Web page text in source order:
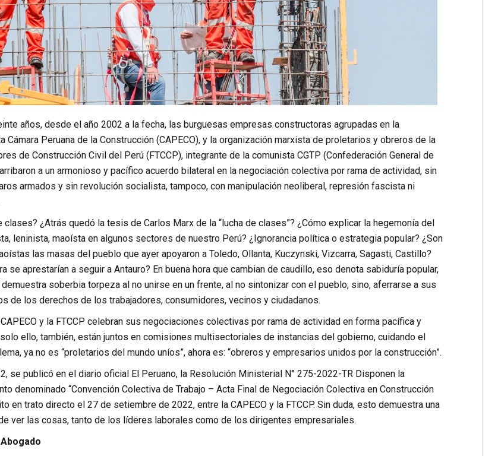
años, desde el año 2002 a la fecha, las burguesas empresas constructoras agrupadas en la
Peruana de la Construcción (CAPECO), y la organización marxista de proletarios y obreros de la
de Construcción Civil del Perú (FTCCP), integrante de la comunista CGTP (Confederación General de
a un armonioso y pacífico acuerdo bilateral en la negociación colectiva por rama de actividad, sin
armados y sin revolución socialista, tampoco, con manipulación neoliberal, represión fascista ni
clases? ¿Atrás quedó la tesis de Carlos Marx de la “lucha de clases”? ¿Cómo explicar la hegemonía del
leninista, maoísta en algunos sectores de nuestro Perú? ¿Ignorancia política o estrategia popular? ¿Son
las masas del pueblo que ayer apoyaron a Toledo, Ollanta, Kuczynski, Vizcarra, Sagasti, Castillo?
se aprestarían a seguir a Antauro? En buena hora que cambian de caudillo, eso denota sabiduría popular,
soberbia torpeza al no unirse en un frente, al no sintonizar con el pueblo, sino, aferrarse a sus
de los derechos de los trabajadores, consumidores, vecinos y ciudadanos.
y la FTCCP celebran sus negociaciones colectivas por rama de actividad en forma pacífica y
ello, también, están juntos en comisiones multisectoriales de instancias del gobierno, cuidando el
ya no es “proletarios del mundo uníos”, ahora es: “obreros y empresarios unidos por la construcción”.
se publicó en el diario oficial El Peruano, la Resolución Ministerial N° 275-2022-TR Disponen la
denominado “Convención Colectiva de Trabajo – Acta Final de Negociación Colectiva en Construcción
en trato directo el 27 de setiembre de 2022, entre la CAPECO y la FTCCP. Sin duda, esto demuestra una
ver las cosas, tanto de los líderes laborales como de los dirigentes empresariales.